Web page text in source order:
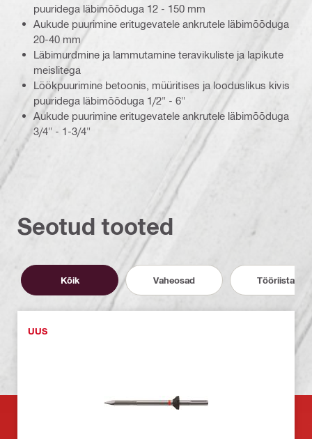
puuridega läbimõõduga 12 - 150 mm
Aukude puurimine eritugevatele ankrutele läbimõõduga
20-40 mm
Läbimurdmine ja lammutamine teravikuliste ja lapikute
meislitega
Löökpuurimine betoonis, müüritises ja looduslikus kivis
puuridega läbimõõduga 1/2" - 6"
Aukude puurimine eritugevatele ankrutele läbimõõduga
3/4" - 1-3/4"
Seotud tooted
Kõik Vaheosad Tööriistad
UUS